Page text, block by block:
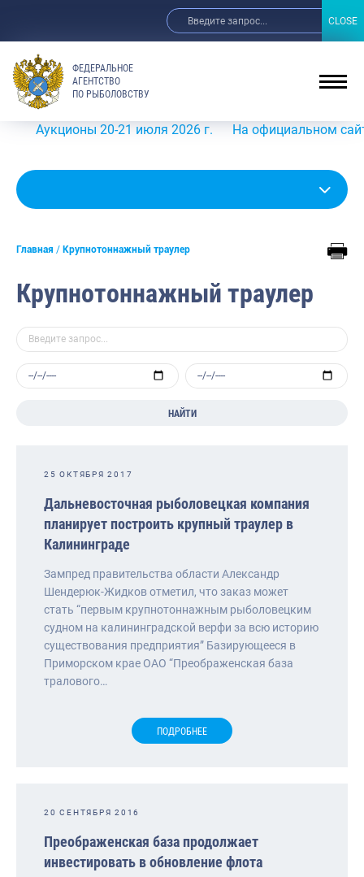
ФЕДЕРАЛЬНОЕ
АГЕНТСТВО
ПО РЫБОЛОВСТВУ
20-21 июля 2026 г. На официальном сайте
Главная Крупнотоннажный траулер
Крупнотоннажный траулер
НАЙТИ
25 ОКТЯБРЯ 2017
Дальневосточная рыболовецкая компания
планирует построить крупный траулер в
Калининграде
Зампред правительства области Александр
Шендерюк-Жидков отметил, что заказ может
стать “первым крупнотоннажным рыболовецким
судном на калининградской верфи за всю историю
существования предприятия” Базирующееся в
Приморском крае ОАО “Преображенская база
тралового…
ПОДРОБНЕЕ
20 СЕНТЯБРЯ 2016
Преображенская база продолжает
инвестировать в обновление флота
CLOSE
CLOSE